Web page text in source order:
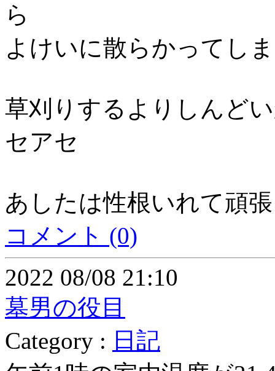
ら
よけいに散らかってし
草刈りするよりしんど
セアセ
あしたは性根いれて頑
コメント (0)
2022 08/08 21:10
墓男の役目
Category : 日記